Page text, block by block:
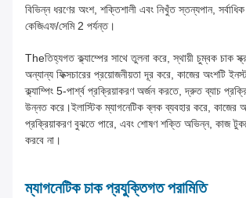
বিভিন্ন ধরণের অংশ, শক্তিশালী এবং নিখুঁত স্তন্যপান,
কেজিএফ/সেমি 2 পর্যন্ত।
Theতিহ্যগত ক্ল্যাম্পের সাথে তুলনা করে, স্থায়ী চুম্বক চাক
অন্যান্য ফিক্সচারের প্রয়োজনীয়তা দূর করে, কাজের অংশটি
ক্ল্যাম্পিং 5-পার্শ্ব প্রক্রিয়াকরণ অর্জন করতে, দ্রুত ব্যাচ
উন্নত করে।ইলাস্টিক ম্যাগনেটিক ব্লক ব্যবহার করে, কাজের
প্রক্রিয়াকরণ বুঝতে পারে, এবং শোষণ শক্তি অভিন্ন, কাজ
করবে না।
ম্যাগনেটিক চাক প্রযুক্তিগত পরামিতি